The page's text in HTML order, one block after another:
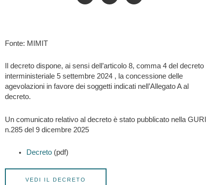
Fonte: MIMIT
Il decreto dispone, ai sensi dell’articolo 8, comma 4 del decreto
interministeriale 5 settembre 2024 , la concessione delle
agevolazioni in favore dei soggetti indicati nell’Allegato A al
decreto.
Un comunicato relativo al decreto è stato pubblicato nella GURI
n.285 del 9 dicembre 2025
Decreto(pdf)
VEDI IL DECRETO